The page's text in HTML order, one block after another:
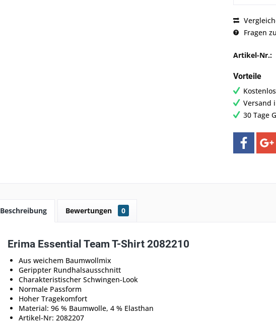
Fragen
Artikel-Nr.:
Vorteile
Versand
30 Tage
Beschreibung Bewertungen 0
Erima Essential Team T-Shirt 2082210
Aus weichem Baumwollmix
Gerippter Rundhalsausschnitt
Charakteristischer Schwingen-Look
Normale Passform
Hoher Tragekomfort
Material: 96 % Baumwolle, 4 % Elasthan
Artikel-Nr: 2082207